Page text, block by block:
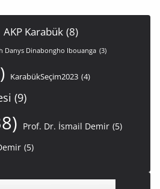
AKP Karabük (8)
Danys Dinabongho Ibouanga (3)
KarabükSeçim2023 (4)
(9)
Prof. Dr. İsmail Demir (5)
(5)